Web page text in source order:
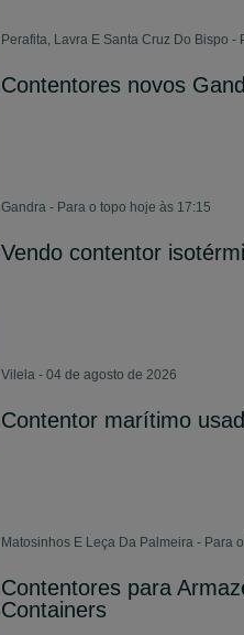
Perafita, Lavra E Santa Cruz Do Bispo
Contentores novos
Gandra - Para o topo hoje às 17:15
Vendo contentor
Vilela - 04 de agosto de 2026
Contentor marítimo
Matosinhos E Leça Da Palmeira - Para
Contentores para
Containers